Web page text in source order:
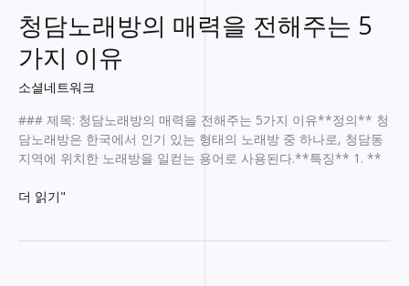
청담노래방의 매력을 전해주는 5
가지 이유
소셜네트워크
### 제목: 청담노래방의 매력을 전해주는 5가지 이유**정의** 청
담노래방은 한국에서 인기 있는 형태의 노래방 중 하나로, 청담동
지역에 위치한 노래방을 일컫는 용어로 사용된다.**특징** 1. **
청
더 읽기"